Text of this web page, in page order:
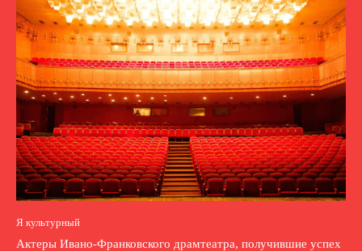
Я культурный
Актеры Ивано-Франковского драмтеатра, получившие успех